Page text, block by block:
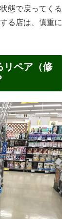
態で戻ってくる
る店は、慎重に
リペア（修